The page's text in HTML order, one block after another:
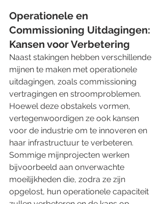
Operationele en
Commissioning Uitdagingen:
Kansen voor Verbetering
Naast stakingen hebben verschillende
mijnen te maken met operationele
uitdagingen, zoals commissioning
vertragingen en stroomproblemen.
Hoewel deze obstakels vormen,
vertegenwoordigen ze ook kansen
voor de industrie om te innoveren en
haar infrastructuur te verbeteren.
Sommige mijnprojecten werken
bijvoorbeeld aan onverwachte
moeilijkheden die, zodra ze zijn
opgelost, hun operationele capaciteit